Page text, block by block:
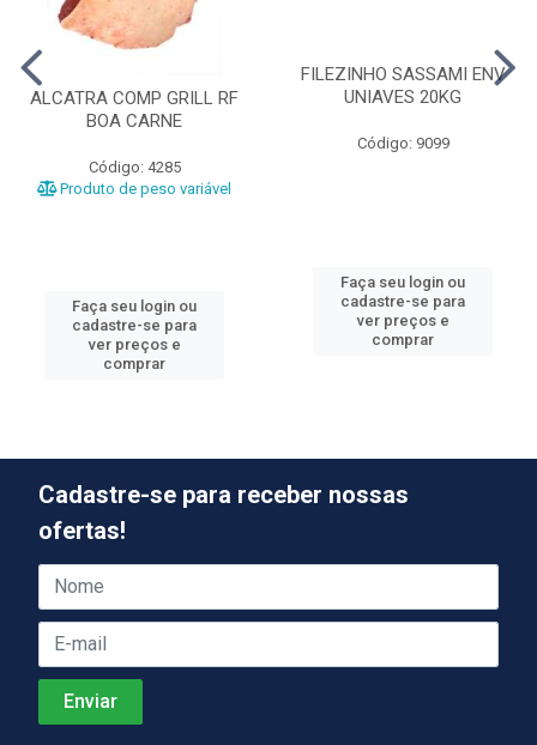
ALCATRA COMP GRILL RF
BOA CARNE
Código: 4285
Produto de peso variável
Faça seu login ou
cadastre-se para
ver preços e
comprar
FILEZINHO SASSAMI ENV
UNIAVES 20KG
Código: 9099
Faça seu login ou
cadastre-se para
ver preços e
comprar
Cadastre-se para receber nossas
ofertas!